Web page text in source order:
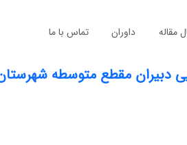
مقاله داوران تماس با ما
دبیران مقطع متوسطه شهرستان